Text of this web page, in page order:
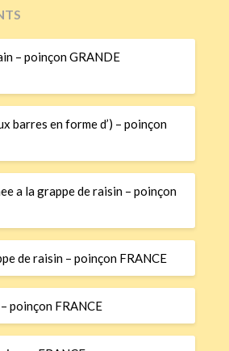
– poinçon GRANDE
barres en forme d’) – poinçon
a la grappe de raisin – poinçon
de raisin – poinçon FRANCE
poinçon FRANCE